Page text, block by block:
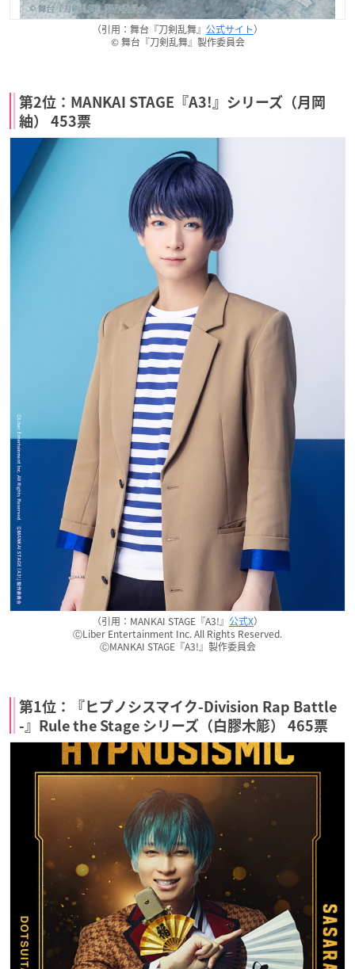
（引用：舞台『刀剣乱舞』 公式サイト）
© 舞台『刀剣乱舞』製作委員会
第2位：MANKAI STAGE『A3!』シリーズ（月岡
紬） 453票
（引用：MANKAI STAGE『A3!』 公式X）
ⒸLiber Entertainment Inc. All Rights Reserved.
ⒸMANKAI STAGE『A3!』製作委員会
第1位：『ヒプノシスマイク-Division Rap Battle
-』Rule the Stage シリーズ（白膠木簓） 465票